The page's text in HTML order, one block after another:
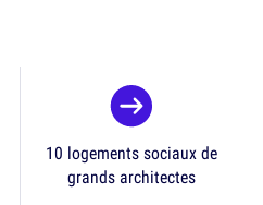
10 logements sociaux de
grands architectes